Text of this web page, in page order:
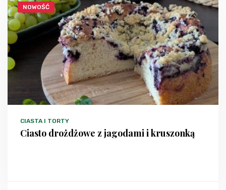
NOWOŚĆ
CIASTA I TORTY
Ciasto drożdżowe z jagodami i kruszonką